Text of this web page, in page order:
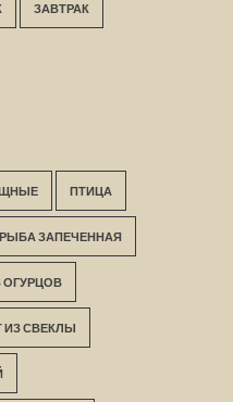
ЗАВТРАК
ПТИЦА
РЫБА ЗАПЕЧЕННАЯ
ОГУРЦОВ
ИЗ СВЕКЛЫ